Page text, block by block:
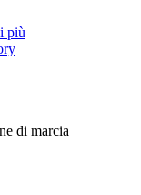
più
di marcia